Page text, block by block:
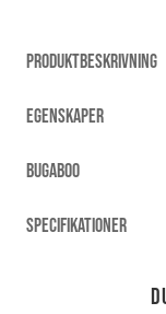
PRODUKTBESKRIVNING
EGENSKAPER
BUGABOO
SPECIFIKATIONER